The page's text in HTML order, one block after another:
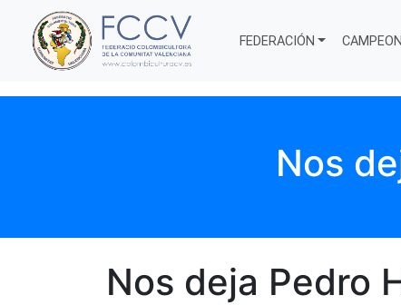
FEDERACIÓN
Nos
Nos deja Pedro